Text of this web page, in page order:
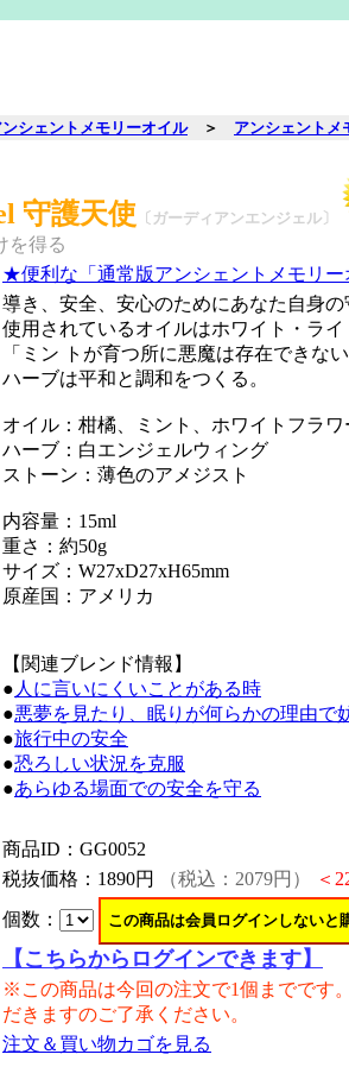
ンシェントメモリーオイル＞ アンシェントメ
守護天使 〔ガーディアンエンジェル〕
を得る
★便利な「通常版アンシェントメモリ
導き、安全、安心のためにあなた自身の
使用されているオイルはホワイト・ラ
「ミン トが育つ所に悪魔は存在できな
ハーブは平和と調和をつくる。
オイル：柑橘、ミント、ホワイトフラワ
ハーブ：白エンジェルウィング
ストーン：薄色のアメジスト
内容量：15ml
重さ：約50g
サイズ：W27xD27xH65mm
原産国：アメリカ
【関連ブレンド情報】
● 人に言いにくいことがある時
●悪夢を見たり、眠りが何らかの理由で
●旅行中の安全
●恐ろしい状況を克服
●あらゆる場面での安全を守る
商品ID：GG0052
税抜価格： 1890円 （税込：2079円）
＜
個数：
【こちらからログインできます】
※この商品は今回の注文で1個までです
だきますのご了承ください。
注文＆買い物カゴを見る